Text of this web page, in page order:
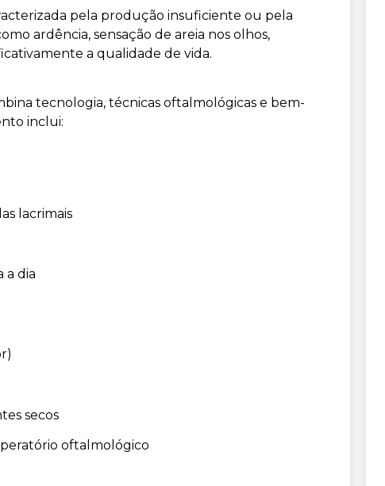
pela produção insuficiente ou pela
ardência, sensação de areia nos olhos,
a qualidade de vida.
tecnologia, técnicas oftalmológicas e bem-
inclui:
lacrimais
a dia
secos
oftalmológico